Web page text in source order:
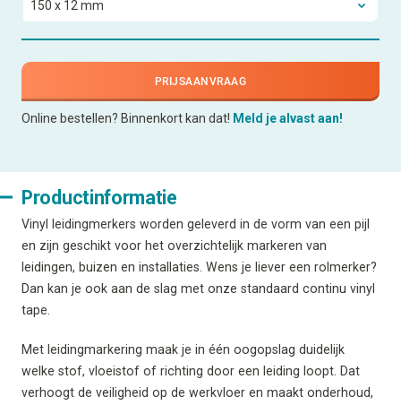
PRIJSAANVRAAG
Online bestellen? Binnenkort kan dat! Meld je alvast aan!
Productinformatie
Vinyl leidingmerkers worden geleverd in de vorm van een pijl
en zijn geschikt voor het overzichtelijk markeren van
leidingen, buizen en installaties. Wens je liever een rolmerker?
Dan kan je ook aan de slag met onze standaard continu vinyl
tape.
Met leidingmarkering maak je in één oogopslag duidelijk
welke stof, vloeistof of richting door een leiding loopt. Dat
verhoogt de veiligheid op de werkvloer en maakt onderhoud,